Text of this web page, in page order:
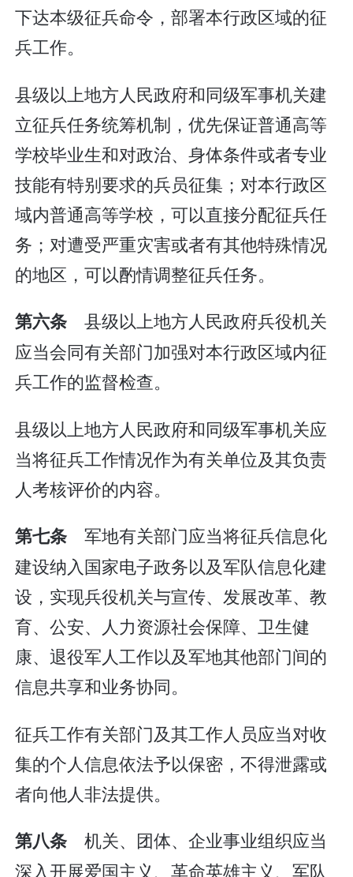
下达本级征兵命令，部署本行政区域的征
兵工作。
县级以上地方人民政府和同级军事机关建
立征兵任务统筹机制，优先保证普通高等
学校毕业生和对政治、身体条件或者专业
技能有特别要求的兵员征集；对本行政区
域内普通高等学校，可以直接分配征兵任
务；对遭受严重灾害或者有其他特殊情况
的地区，可以酌情调整征兵任务。
第六条 县级以上地方人民政府兵役机关
应当会同有关部门加强对本行政区域内征
兵工作的监督检查。
县级以上地方人民政府和同级军事机关应
当将征兵工作情况作为有关单位及其负责
人考核评价的内容。
第七条 军地有关部门应当将征兵信息化
建设纳入国家电子政务以及军队信息化建
设，实现兵役机关与宣传、发展改革、教
育、公安、人力资源社会保障、卫生健
康、退役军人工作以及军地其他部门间的
信息共享和业务协同。
征兵工作有关部门及其工作人员应当对收
集的个人信息依法予以保密，不得泄露或
者向他人非法提供。
第八条 机关、团体、企业事业组织应当
深入开展爱国主义、革命英雄主义、军队